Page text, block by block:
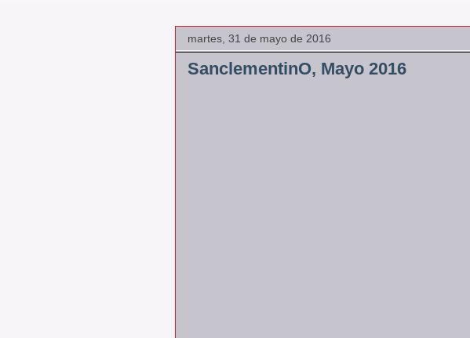
martes, 31 de mayo de 2016
SanclementinO, Mayo 2016